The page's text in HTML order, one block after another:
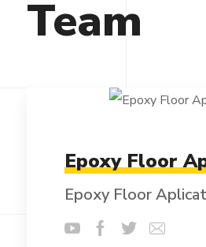
Team
Epoxy Floor
Epoxy Floor